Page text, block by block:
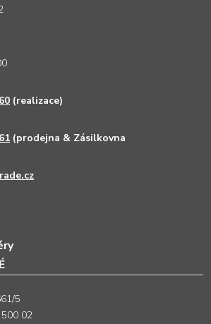
(realizace)
(prodejna & Zásilkovna
5
02